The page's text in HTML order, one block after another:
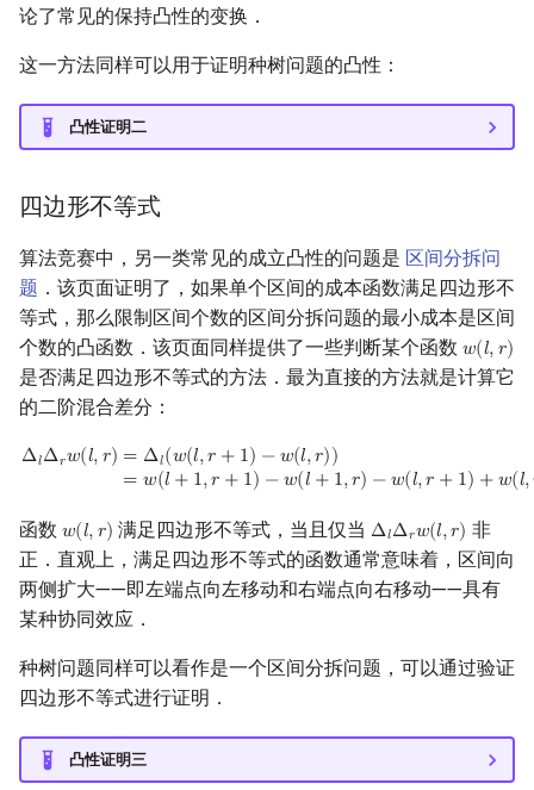
论了常见的保持凸性的变换．
这一方法同样可以用于证明种树问题的凸性：
凸性证明二
四边形不等式
算法竞赛中，另一类常见的成立凸性的问题是 区间分拆问
题 ．该页面证明了，如果单个区间的成本函数满足四边形不
等式，那么限制区间个数的区间分拆问题的最小成本是区间
个数的凸函数．该页面同样提供了一些判断某个函数 𝑤(𝑙,𝑟)
w(l,r)
是否满足四边形不等式的方法．最为直接的方法就是计算它
的二阶混合差分：
Δ𝑙Δ𝑟𝑤(𝑙,𝑟) = Δ𝑙(𝑤(𝑙,𝑟 + 1) −𝑤(𝑙,𝑟))
= 𝑤(𝑙 + 1,𝑟 + 1) −𝑤(𝑙 + 1,𝑟) −𝑤(𝑙,𝑟 + 1) +𝑤(𝑙,
ΔlΔrw(l,r)=Δ (w (l,r+1)−w( ,r) )= w(l +1,r+1) −
函数 𝑤(𝑙,𝑟)
w(l,r) 满足四边形不等式，当且仅当 Δ𝑙Δ𝑟𝑤(𝑙,𝑟)
ΔlΔrw(l,r)
非
正．直观上，满足四边形不等式的函数通常意味着，区间向
两侧扩大——即左端点向左移动和右端点向右移动——具有
某种协同效应．
种树问题同样可以看作是一个区间分拆问题，可以通过验证
四边形不等式进行证明．
凸性证明三